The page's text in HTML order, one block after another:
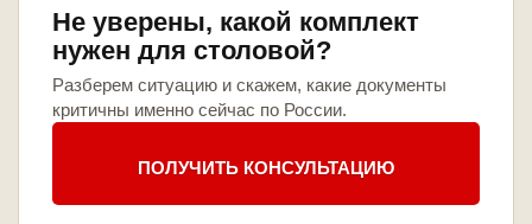
Не уверены, какой комплект
нужен для столовой?
Разберем ситуацию и скажем, какие документы
критичны именно сейчас по России.
ПОЛУЧИТЬ КОНСУЛЬТАЦИЮ